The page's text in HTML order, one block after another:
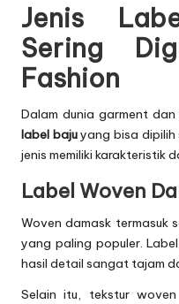
Jenis
Sering
Fashion
Dalam dunia garment
label baju yang bisa dipilih
jenis memiliki karakteristik
Label Woven
Woven damask termasuk
yang paling populer.
hasil detail sangat tajam
Selain itu, tekstur